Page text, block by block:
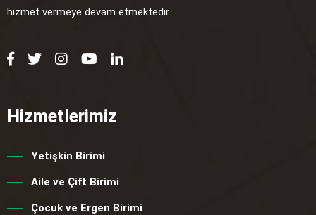
hizmet vermeye devam etmektedir.
Hizmetlerimiz
Yetişkin Birimi
Aile ve Çift Birimi
Çocuk ve Ergen Birimi